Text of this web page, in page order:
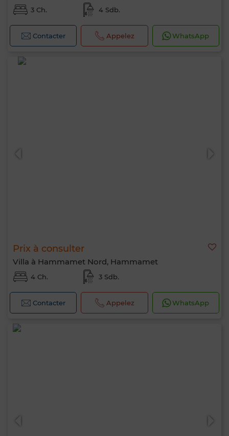
3 Ch. 4 Sdb.
Contacter Appelez WhatsApp
Prix à consulter
Villa à Hammamet Nord, Hammamet
4 Ch. 3 Sdb.
Contacter Appelez WhatsApp